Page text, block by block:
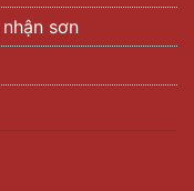
sơn